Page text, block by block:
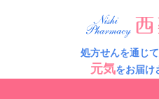
処方せんを通じ
元気をお届け